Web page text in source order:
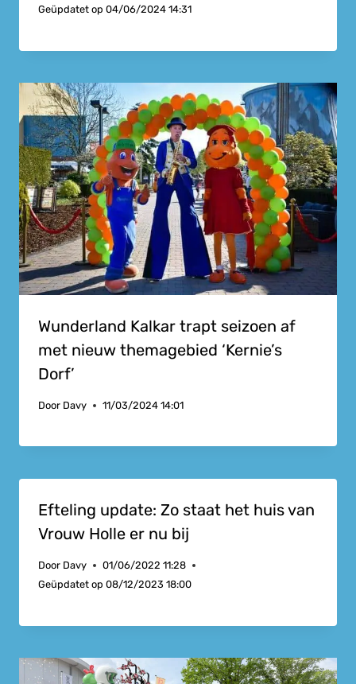
Geüpdatet op 04/06/2024 14:31
Wunderland Kalkar trapt seizoen af
met nieuw themagebied ‘Kernie’s
Dorf’
Door Davy 11/03/2024 14:01
Efteling update: Zo staat het huis van
Vrouw Holle er nu bij
Door Davy
01/06/2022 11:28
Geüpdatet op 08/12/2023 18:00